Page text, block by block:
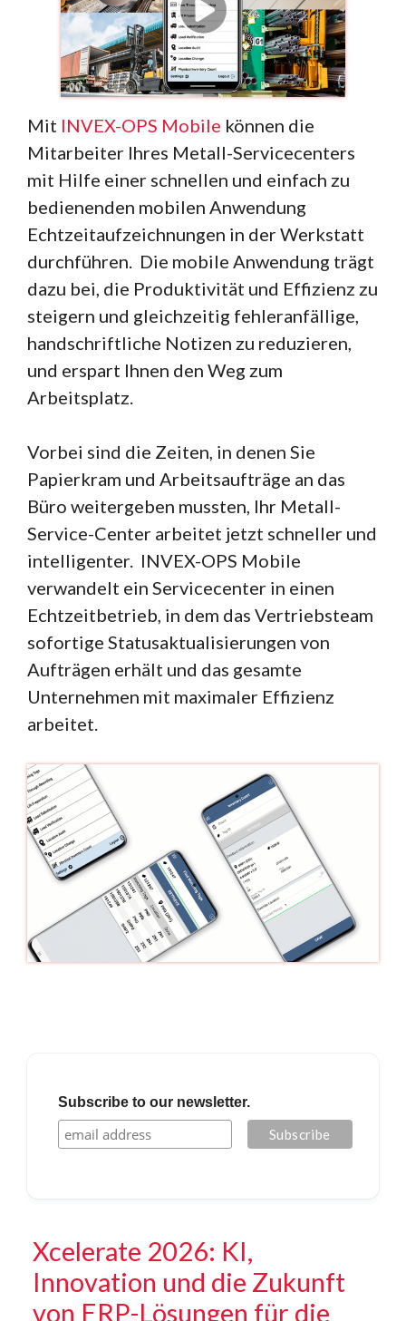
Mit INVEX-OPS Mobile können die
Mitarbeiter Ihres Metall-Servicecenters
mit Hilfe einer schnellen und einfach zu
bedienenden mobilen Anwendung
Echtzeitaufzeichnungen in der Werkstatt
durchführen. Die mobile Anwendung trägt
dazu bei, die Produktivität und Effizienz zu
steigern und gleichzeitig fehleranfällige,
handschriftliche Notizen zu reduzieren,
und erspart Ihnen den Weg zum
Arbeitsplatz.
Vorbei sind die Zeiten, in denen Sie
Papierkram und Arbeitsaufträge an das
Büro weitergeben mussten, Ihr Metall-
Service-Center arbeitet jetzt schneller und
intelligenter. INVEX-OPS Mobile
verwandelt ein Servicecenter in einen
Echtzeitbetrieb, in dem das Vertriebsteam
sofortige Statusaktualisierungen von
Aufträgen erhält und das gesamte
Unternehmen mit maximaler Effizienz
arbeitet.
Subscribe to our newsletter.
Xcelerate 2026: KI,
Innovation und die Zukunft
von ERP-Lösungen für die